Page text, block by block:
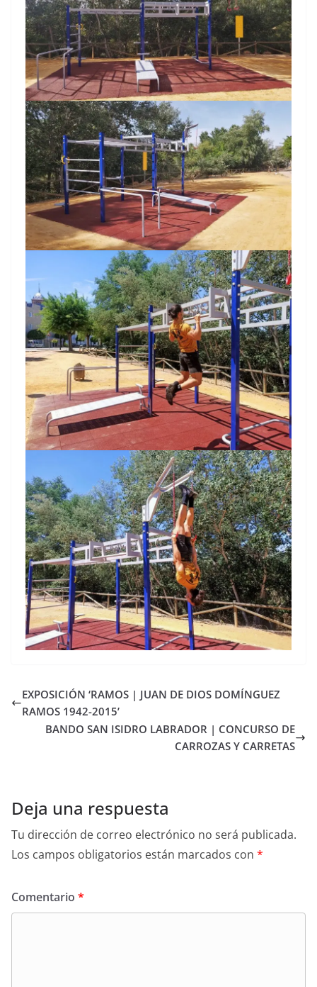
EXPOSICIÓN ‘RAMOS | JUAN DE DIOS DOMÍNGUEZ
RAMOS 1942-2015’
BANDO SAN ISIDRO LABRADOR | CONCURSO DE
CARROZAS Y CARRETAS
Deja una respuesta
Tu dirección de correo electrónico no será publicada.
Los campos obligatorios están marcados con *
Comentario *